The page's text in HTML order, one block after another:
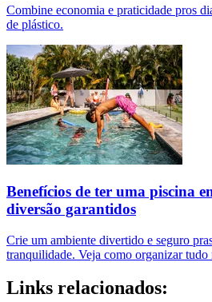
Combine economia e praticidade pros
de plástico.
Benefícios de ter uma piscina
diversão garantidos
Crie um ambiente divertido e seguro
tranquilidade. Veja como organizar
Links relacionados: